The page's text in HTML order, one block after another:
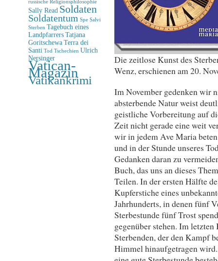
Die zeitlose Kunst des
Wenz, erschienen am 20.
Im November gedenken wir
absterbende Natur weist
geistliche Vorbereitung auf
Zeit nicht gerade eine weit
wir in jedem Ave Maria
und in der Stunde unseres
Gedanken daran zu
Buch, das uns an dieses
Teilen. In der ersten Hälfte
Kupferstiche eines
Jahrhunderts, in denen fünf
Sterbestunde fünf Trost
gegenüber stehen. Im
Sterbenden, der den Kampf
Himmel hinaufgetragen
russische Religionsphilosophie
Sally Read Soldaten
Soldatentum Spe Salvi
Sterben Tagebuch eines
Landpfarrers Tatjana
Goritschewa Terra dei
Santi Tod Tschechien Ulrich
Nersinger
Vatican-
Magazin
Vatikankrimi